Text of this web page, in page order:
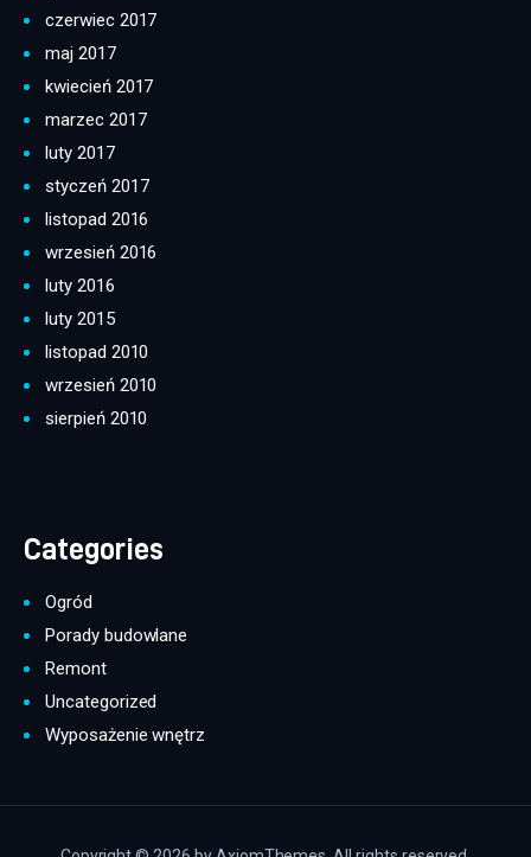
czerwiec 2017
maj 2017
kwiecień 2017
marzec 2017
luty 2017
styczeń 2017
listopad 2016
wrzesień 2016
luty 2016
luty 2015
listopad 2010
wrzesień 2010
sierpień 2010
Categories
Ogród
Porady budowlane
Remont
Uncategorized
Wyposażenie wnętrz